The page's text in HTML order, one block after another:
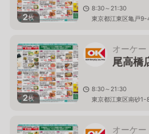
2枚
8:30～21:30
東京都江東区亀戸
2枚
オーケー
尾高橋
8:30～21:30
東京都江東区南砂1-
オーケー